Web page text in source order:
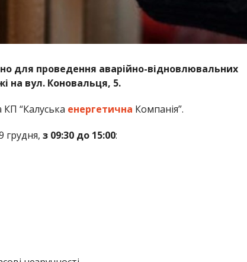
для проведення аварійно-відновлювальних
на вул. Коновальця, 5.
“Калуська енергетична Компанія”.
грудня, з 09:30 до 15:00: